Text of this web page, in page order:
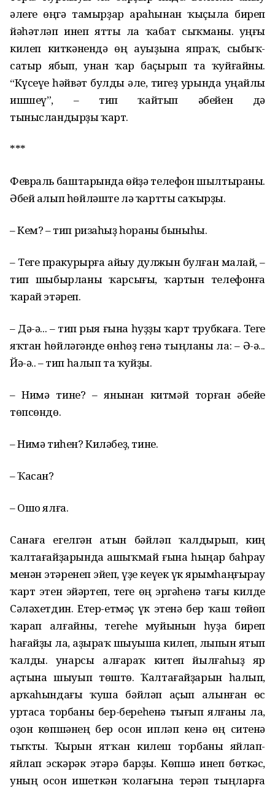
әлеге өңгә тамырҙар араһынан ҡыҫыла биреп
йәһәтләп инеп ятты ла ҡабат сыҡманы. Һуңғы
килеп киткәнендә өң ауыҙына япраҡ, сыбыҡ-
сатыр ябып, унан ҡар баҫырып та ҡуйғайны.
“Күсеүе һәйвәт булды әле, тигеҙ урында уңайлы
ишшеү”, – тип ҡайтып әбейен дә
тынысландырҙы ҡарт.
***
Февраль баштарында өйҙә телефон шылтыраны.
Әбей алып һөйләште лә ҡартты саҡырҙы.
– Кем? – тип ризаһыҙ һораны быныһы.
– Теге пракурырға айыу дулжын булған малай, –
тип шыбырланы ҡарсығы, ҡартын телефонға
ҡарай этәреп.
– Дә-ә... – тип рыя ғына һуҙҙы ҡарт трубкаға. Теге
яҡтан һөйләгәнде өнһөҙ генә тыңланы ла: – Ә-ә...
Йә-ә.. – тип һалып та ҡуйҙы.
– Нимә тине? – янынан китмәй торған әбейе
төпсөндө.
– Нимә тиһен? Киләбеҙ, тине.
– Ҡасан?
– Ошо ялға.
Санаға егелгән атын бәйләп ҡалдырып, киң
ҡалтағайҙарында ашыҡмай ғына һыңар баһрау
менән этәренеп эйеп, үҙе кеүек үк ярымһаңғырау
ҡарт этен эйәртеп, теге өң эргәһенә тағы килде
Сәләхетдин. Етер-етмәҫ үк этенә бер ҡаш төйөп
ҡарап алғайны, тегеһе муйынын һуҙа биреп
һағайҙы ла, аҙыраҡ шыуыша килеп, лыпын ятып
ҡалды. Һунарсы алғараҡ китеп йылғаһыҙ яр
аҫтына шыуып төштө. Ҡалтағайҙарын һалып,
арҡаһындағы ҡуша бәйләп аҫып алынған өс
уртаса торбаны бер-береһенә тығып ялғаны ла,
оҙон көпшәнең бер осон ипләп кенә өң ситенә
тыҡты. Ҡырын ятҡан килеш торбаны яйлап-
яйлап эскәрәк этәрә барҙы. Көпшә инеп бөткәс,
уның осон ишеткән ҡолағына терәп тыңларға